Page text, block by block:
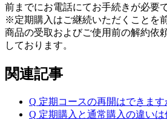
前までにお電話にてお手続きが必要で
※定期購入はご継続いただくことを
商品の受取およびご使用前の解約依
しております。
関連記事
Q 定期コースの再開はできます
Q 定期購入と通常購入の違いは